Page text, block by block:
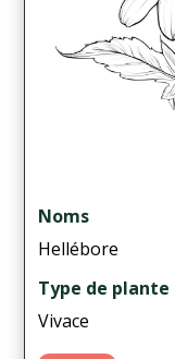
Noms
Hellébore
Type de plante
Vivace